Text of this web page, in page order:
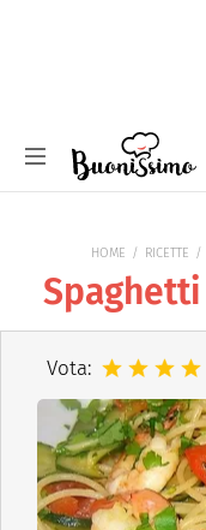
HOME RICETTE
Vota: